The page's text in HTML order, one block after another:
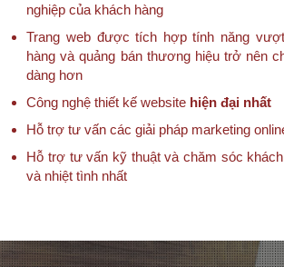
nghiệp của khách hàng
Trang web được tích hợp tính năng
hàng và quảng bán thương hiệu trở nên
dàng hơn
Công nghệ thiết kế website hiện đại nhất
Hỗ trợ tư vấn các giải pháp marketing
Hỗ trợ tư vấn kỹ thuật và chăm sóc
và nhiệt tình nhất